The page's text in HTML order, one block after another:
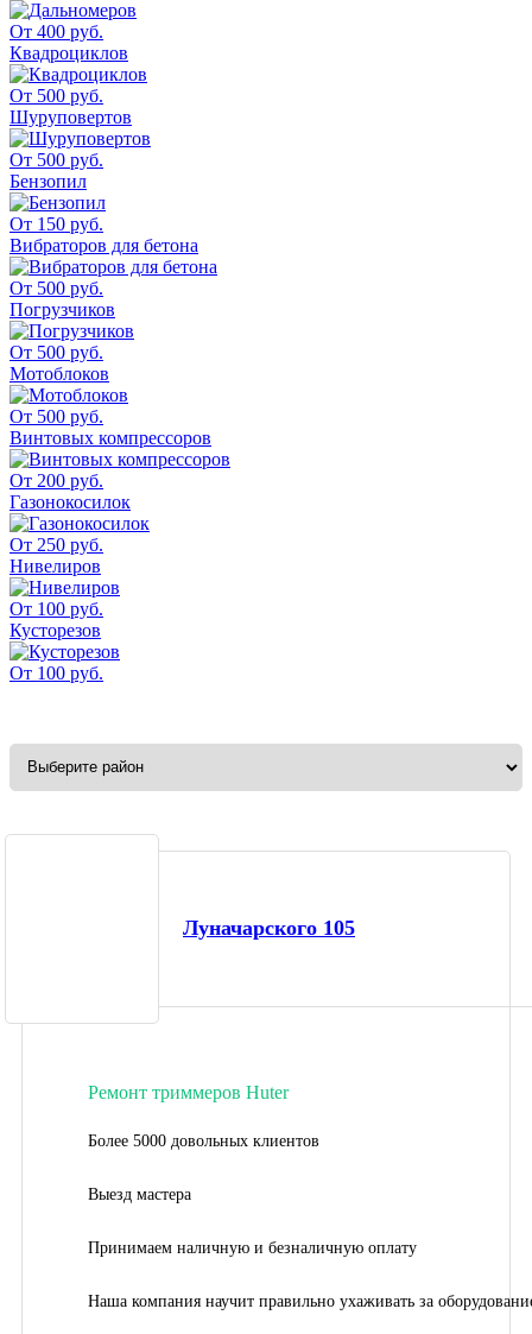
От 400 руб.
Квадроциклов
От 500 руб.
Шуруповертов
От 500 руб.
Бензопил
От 150 руб.
Вибраторов для бетона
От 500 руб.
Погрузчиков
От 500 руб.
Мотоблоков
От 500 руб.
Винтовых компрессоров
От 200 руб.
Газонокосилок
От 250 руб.
Нивелиров
От 100 руб.
Кусторезов
От 100 руб.
Луначарского 105
Ремонт триммеров Huter
Более 5000 довольных клиентов
Выезд мастера
Принимаем наличную и безналичную оплату
Наша компания научит правильно ухаживать за